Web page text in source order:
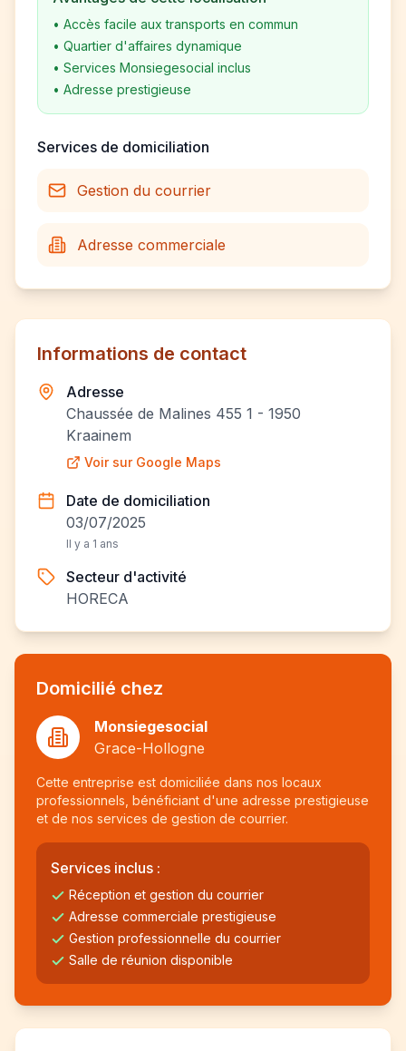
• Accès facile aux transports en commun
• Quartier d'affaires dynamique
• Services Monsiegesocial inclus
• Adresse prestigieuse
Services de domiciliation
Gestion du courrier
Adresse commerciale
Informations de contact
Adresse
Chaussée de Malines 455 1 - 1950
Kraainem
Voir sur Google Maps
Date de domiciliation
03/07/2025
Il y a 1 ans
Secteur d'activité
HORECA
Domicilié chez
Monsiegesocial
Grace-Hollogne
Cette entreprise est domiciliée dans nos locaux
professionnels, bénéficiant d'une adresse prestigieuse
et de nos services de gestion de courrier.
Services inclus :
Réception et gestion du courrier
Adresse commerciale prestigieuse
Gestion professionnelle du courrier
Salle de réunion disponible